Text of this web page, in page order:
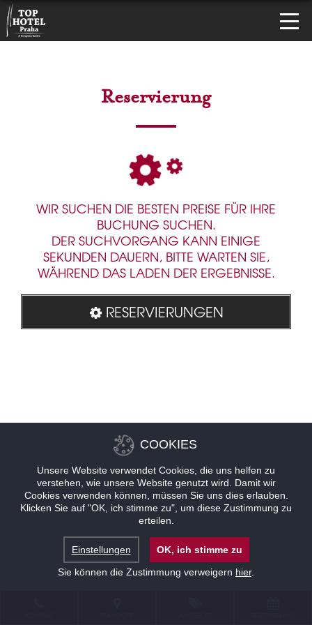
Reservierung
WIR SUCHEN DIE BESTEN PREISE FÜR IHRE
BUCHUNG SUCHEN.
DER SUCHVORGANG KANN EINIGE
SEKUNDEN DAUERN, BITTE WARTEN SIE,
WÄHREND DAS LADEN DER ERGEBNISSE.
RESERVIERUNGEN
COOKIES
Unsere Website verwendet Cookies, die uns helfen zu
verstehen, wie unsere Website genutzt wird. Damit wir
Cookies verwenden können, müssen Sie uns dies erlauben.
Klicken Sie auf "OK, ich stimme zu", um diese Zustimmung zu
erteilen.
Einstellungen
OK, ich stimme zu
Sie können die Zustimmung verweigern hier.